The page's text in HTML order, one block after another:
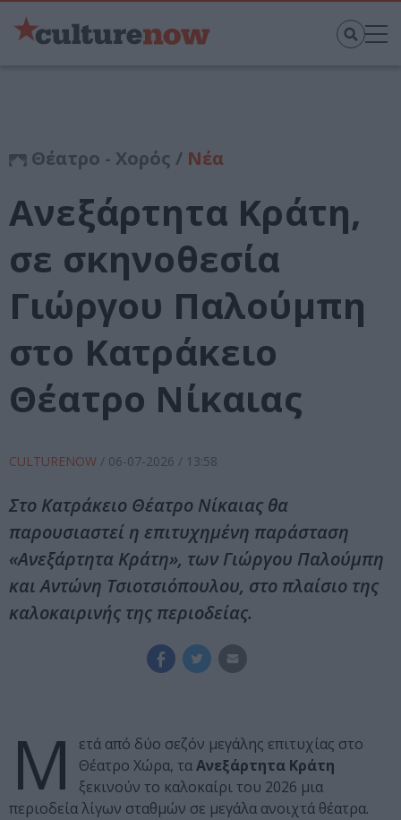
Θέατρο - Χορός / Νέα
Ανεξάρτητα Κράτη,
σε σκηνοθεσία
Γιώργου Παλούμπη
στο Κατράκειο
Θέατρο Νίκαιας
CULTURENOW / 06-07-2026 / 13:58
Στο Κατράκειο Θέατρο Νίκαιας θα
παρουσιαστεί η επιτυχημένη παράσταση
«Ανεξάρτητα Κράτη», των Γιώργου Παλούμπη
και Αντώνη Τσιοτσιόπουλου, στο πλαίσιο της
καλοκαιρινής της περιοδείας.
Μ
ετά από δύο σεζόν μεγάλης επιτυχίας στο
Θέατρο Χώρα, ταΑνεξάρτητα Κράτη
ξεκινούν το καλοκαίρι του 2026 μια
περιοδεία λίγων σταθμών σε μεγάλα ανοιχτά θέατρα.